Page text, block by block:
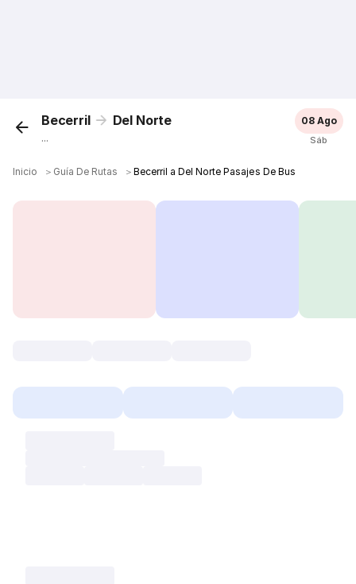
Becerril Del Norte
...
08 Ago
Sáb
Inicio ＞ Guía De Rutas ＞Becerril a Del Norte Pasajes De Bus